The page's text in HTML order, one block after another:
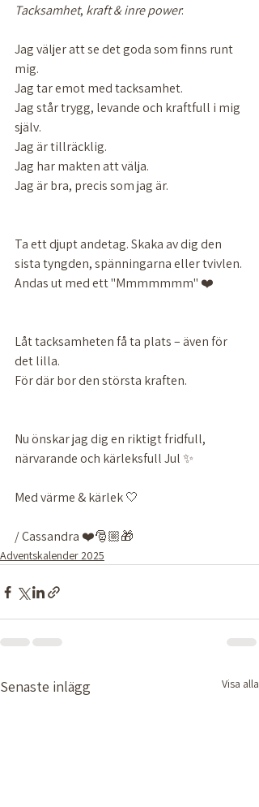
Tacksamhet, kraft&inrepower:
Jag väljer att se det goda som finns runt
mig.
Jag tar emot med tacksamhet.
Jag står trygg, levande och kraftfull i mig
själv.
Jag är tillräcklig.
Jag har makten att välja.
Jag är bra, precis som jag är.
Ta ett djupt andetag. Skaka av dig den
sista tyngden, spänningarna eller tvivlen.
Andas ut med ett "Mmmmmmm" ❤️
Låt tacksamheten få ta plats – även för
det lilla.
För där bor den största kraften.
Nu önskar jag dig en riktigt fridfull,
närvarande och kärleksfull Jul ✨
Med värme & kärlek 🤍
/ Cassandra ❤️🎅🏼🎁
Adventskalender 2025
Senaste inlägg Visa alla